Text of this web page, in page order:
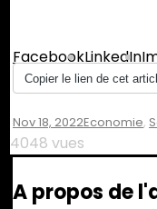
FacebookLinkedIn
Copier le lien de cet
Nov 18, 2022Economie,
4048 vues
A propos de